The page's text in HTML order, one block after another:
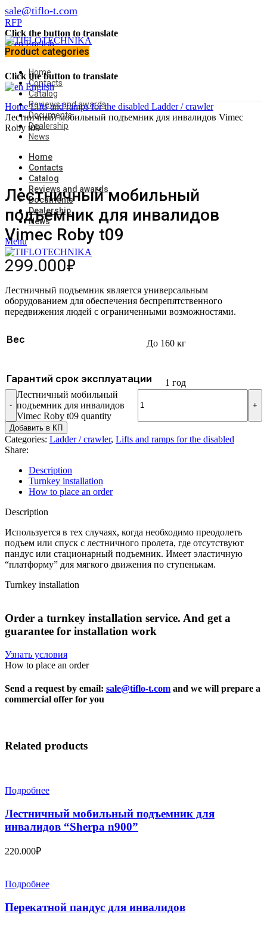
sale@tiflo-t.com
RFP
Click the button to translate
English
Product categories
Home
Contacts
Catalog
Reviews and awards
Documents
Dealership
News
Home
Contacts
Catalog
Reviews and awards
Documents
Dealership
News
Menu
Click the button to translate
English
HomeLifts and ramps for the disabled Ladder / crawler
Лестничный мобильный подъемник для инвалидов Vimec
Roby t09
Лестничный мобильный
подъемник для инвалидов
Vimec Roby t09
299.000₽
Лестничный подъемник является универсальным
оборудованием для обеспечения беспрепятственного
передвижения людей с ограниченными возможностями.
Вес До 160 кг
Гарантий срок эксплуатации
1 год
Лестничный мобильный
подъемник для инвалидов
Vimec Roby t09 quantity
Добавить в КП
Categories: Ladder / crawler, Lifts and ramps for the disabled
Share:
Description
Turnkey installation
How to place an order
Description
Используется в тех случаях, когда необходимо преодолеть
подъем или спуск с лестничного пролета, где отсутствуют
пандус или стационарный подъемник. Имеет эластичную
“платформу” для мягкого движения по ступенькам.
Turnkey installation
Order a turnkey installation service. And geta
guarantee for installation work
Узнать условия
How to place an order
Send a request by email: sale@tiflo-t.com and we will prepare a
commercial offer for you
Related products
Подробнее
Лестничный мобильный подъемник для
инвалидов “Sherpa n900”
220.000₽
Подробнее
Перекатной пандус для инвалидов